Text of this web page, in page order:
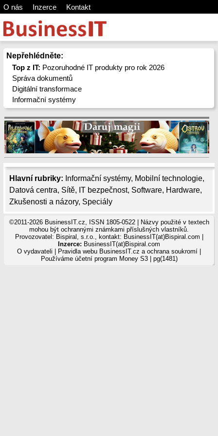
O nás Inzerce Kontakt
Nepřehlédněte:
Top z IT: Pozoruhodné IT produkty pro rok 2026
Správa dokumentů
Digitální transformace
Informační systémy
Hlavní rubriky: Informační systémy, Mobilní technologie,
Datová centra, Sítě, IT bezpečnost, Software, Hardware,
Zkušenosti a názory, Speciály
©2011-2026 BusinessIT.cz, ISSN 1805-0522 | Názvy použité v textech
mohou být ochrannými známkami příslušných vlastníků.
Provozovatel: Bispiral, s.r.o., kontakt: BusinessIT(at)Bispiral.com |
Inzerce: BusinessIT(at)Bispiral.com
O vydavateli
Pravidla webu BusinessIT.cz a ochrana soukromí
Používáme účetní program Money S3| pg(1481)